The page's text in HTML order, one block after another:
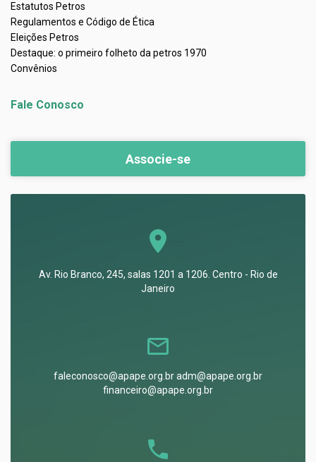
Estatutos Petros
Regulamentos e Código de Ética
Eleições Petros
Destaque: o primeiro folheto da petros 1970
Convênios
Fale Conosco
Associe-se
Av. Rio Branco, 245, salas 1201 a 1206. Centro - Rio de
Janeiro
faleconosco@apape.org.br adm@apape.org.br
financeiro@apape.org.br